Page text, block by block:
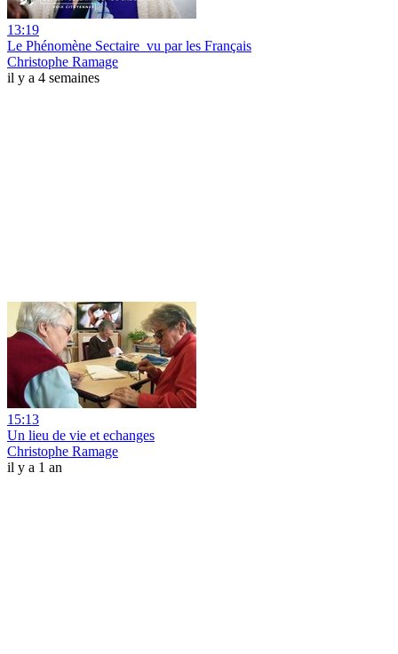
13:19
Le Phénomène Sectaire_vu par les Français
Christophe Ramage
il y a 4 semaines
15:13
Un lieu de vie et echanges
Christophe Ramage
il y a 1 an